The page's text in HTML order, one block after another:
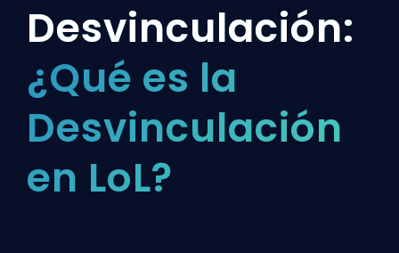
Desvinculación:
¿Qué es la
Desvinculación
en LoL?